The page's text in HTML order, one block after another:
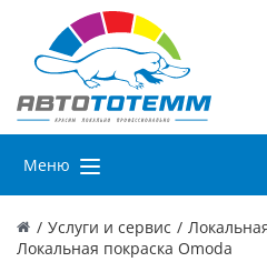
Меню
/ Услуги и сервис /
Локальная покраска Omoda